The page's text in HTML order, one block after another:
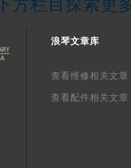
方栏目探索更
浪琴文章库
查看维修相关文章
查看配件相关文章